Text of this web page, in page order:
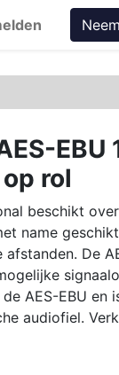
EBU
rol
beschikt
name
De
AES-EBU en
audiofiel.